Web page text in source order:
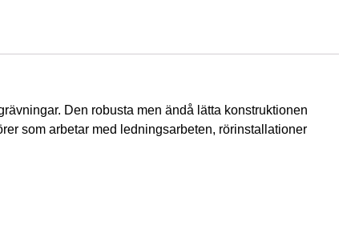
Den robusta men ändå lätta konstruktionen
som arbetar med ledningsarbeten, rörinstallationer